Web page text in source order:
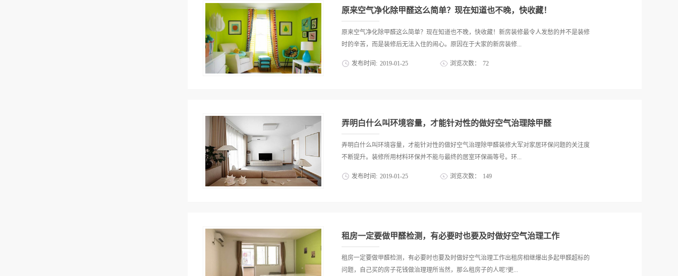
甲醛对机体细胞免疫、体液免疫、非特异性免疫均有抑制作用。说明甲醛是一种免疫抑制剂，
但其机制仍有待研究。3、中枢神经系统，甲醛对神经系统也有损害作用，它可以引起神经系统
的变形坏死DNA，RNA 合成减少。甲醛检测4、生殖发育，甲醛染毒性成熟雄性大鼠研究发现
甲醛能引起睾丸组织病理损伤，脏器系数降低，精子存活率降低，活动率下降和精子数量减
醛确定为Ⅰ类致癌物（人类致癌物），发表报告指出高浓度的甲醛能导致耳、鼻、喉癌，也可
原来空气净化除甲醛这么简单？现在知道也不晚，快收藏！
原来空气净化除甲醛这么简单？现在知道也不晚，快收藏！新房装修最令人发愁的并不是装修
时的辛苦，而是装修后无法入住的闹心。原因在于大家的新房装修...
除甲醛的诀窍，现在就分享给大家，希望能帮助大家更好的除甲醛，早日住进新家。决窍一：
开窗通风。开窗是最简单的除甲醛方法，只要打开家中所有窗户，就能让空气开始流通，带有
甲醛的空气就会被带到室外，而室内的甲醛浓度就会降低了。但是，只要一关窗，就会立即失
去除甲醛的效果，不仅如此，甲醛还会不断地累积，甚至是超标。所以，为了健康着想，还需
清洁材料，对甲醛具有一定的吸附性，大量使用可去除室内部分甲醛污染。不过活性炭的吸附
发布时间: 2019-01-25 浏览次数： 72
弄明白什么叫环境容量，才能针对性的做好空气治理除甲醛
弄明白什么叫环境容量，才能针对性的做好空气治理除甲醛装修大军对家居环保问题的关注度
不断提升。装修所用材料环保并不能与最终的居室环保画等号。环...
的健康，装修需要的每样东西都是我和家人一起到建材市场挑选的，乳胶漆买的是环保漆，木
材用的是实木板，石材也都是天然石材，可污染指数为什么还是超标呢？”“环保装饰材料是指
有害物质含量在国家规定的标准以内，也就是说这些材料仍然含有一定量的有害物质。”业内人
士提醒消费者注意，居室空间有一个“环境容量”的问题，如果木材、涂料、壁纸等用胶较多的
发布时间: 2019-01-25 浏览次数： 149
租房一定要做甲醛检测，有必要时也要及时做好空气治理工作
租房一定要做甲醛检测，有必要时也要及时做好空气治理工作出租房相继爆出多起甲醛超标的
问题，自己买的房子花钱做治理理所当然，那么租房子的人呢?更...